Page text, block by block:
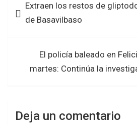
o
o
k
A
p
p
de Extraen los restos de
de Basavilbaso
El policía baleado en
martes: Continúa la
Deja un comentario